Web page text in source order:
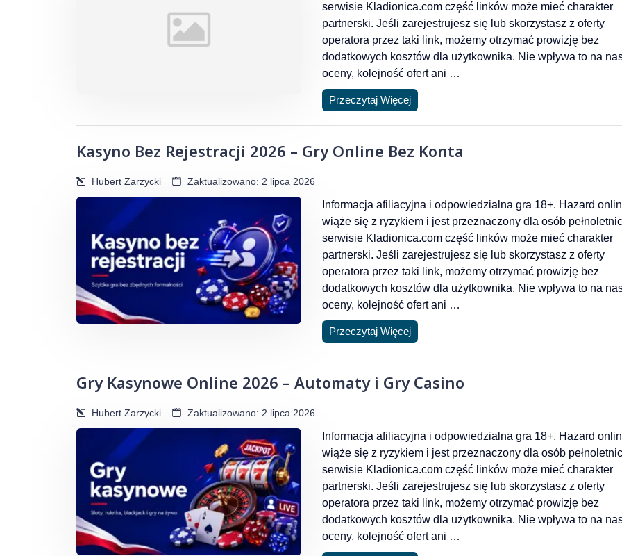
serwisie Kladionica.com część linków może mieć charakter
partnerski. Jeśli zarejestrujesz się lub skorzystasz z oferty
operatora przez taki link, możemy otrzymać prowizję bez
dodatkowych kosztów dla użytkownika. Nie wpływa to na
oceny, kolejność ofert ani …
Przeczytaj Więcej
Kasyno Bez Rejestracji 2026 – Gry Online Bez Konta
Hubert Zarzycki Zaktualizowano: 2 lipca 2026
Informacja afiliacyjna i odpowiedzialna gra 18+. Hazard
wiąże się z ryzykiem i jest przeznaczony dla osób
serwisie Kladionica.com część linków może mieć charakter
partnerski. Jeśli zarejestrujesz się lub skorzystasz z oferty
operatora przez taki link, możemy otrzymać prowizję bez
dodatkowych kosztów dla użytkownika. Nie wpływa to na
oceny, kolejność ofert ani …
Przeczytaj Więcej
Gry Kasynowe Online 2026 – Automaty i Gry Casino
Hubert Zarzycki Zaktualizowano: 2 lipca 2026
Informacja afiliacyjna i odpowiedzialna gra 18+. Hazard
wiąże się z ryzykiem i jest przeznaczony dla osób
serwisie Kladionica.com część linków może mieć charakter
partnerski. Jeśli zarejestrujesz się lub skorzystasz z oferty
operatora przez taki link, możemy otrzymać prowizję bez
dodatkowych kosztów dla użytkownika. Nie wpływa to na
oceny, kolejność ofert ani …